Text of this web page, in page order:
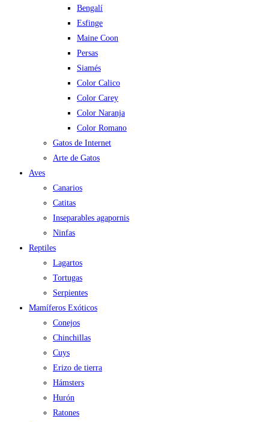
Bengalí
Esfinge
Maine Coon
Persas
Siamés
Color Calico
Color Carey
Color Naranja
Color Romano
Gatos de Internet
Arte de Gatos
Aves
Canarios
Catitas
Inseparables agapornis
Ninfas
Reptiles
Lagartos
Tortugas
Serpientes
Mamíferos Exóticos
Conejos
Chinchillas
Cuys
Erizo de tierra
Hámsters
Hurón
Ratones